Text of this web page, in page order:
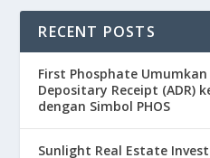
RECENT POSTS
First Phosphate
Depositary Receipt (ADR)
dengan Simbol PHOS
Sunlight Real Estate